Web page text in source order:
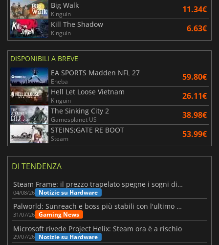
Big Walk
Kinguin 11.34€
Kill The Shadow
Kinguin 6.63€
DISPONIBILI A BREVE
EA SPORTS Madden NFL 27
Eneba 59.80€
Hell Let Loose Vietnam
Kinguin 26.11€
The Sinking City 2
Gamesplanet US 38.98€
STEINS;GATE RE BOOT
Steam 53.99€
DI TENDENZA
Steam Frame: il prezzo trapelato spegne i sogni di un VR economico
04/08/26 Notizie su Hardware
Palworld: Sunreach e boss più stabili con l'ultimo update
31/07/26 Gaming News
Microsoft rivede Project Helix: Steam ora è a rischio
29/07/26 Notizie su Hardware